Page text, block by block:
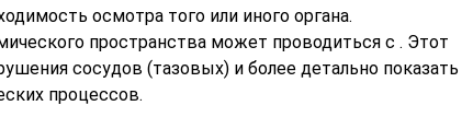
осмотра того или иного органа.
пространства может проводиться с . Этот
сосудов (тазовых) и более детально показать
процессов.